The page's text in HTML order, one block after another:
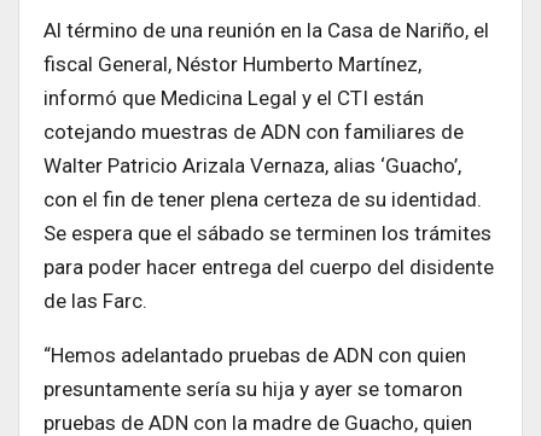
Al término de una reunión en la Casa de Nariño, el
fiscal General, Néstor Humberto Martínez,
informó que Medicina Legal y el CTI están
cotejando muestras de ADN con familiares de
Walter Patricio Arizala Vernaza, alias ‘Guacho’,
con el fin de tener plena certeza de su identidad.
Se espera que el sábado se terminen los trámites
para poder hacer entrega del cuerpo del disidente
de las Farc.
“Hemos adelantado pruebas de ADN con quien
presuntamente sería su hija y ayer se tomaron
pruebas de ADN con la madre de Guacho, quien